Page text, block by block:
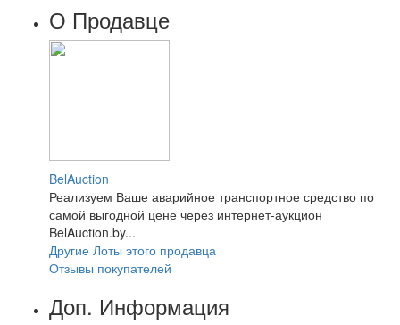
О Продавце
BelAuction
Реализуем Ваше аварийное транспортное средство по
самой выгодной цене через интернет-аукцион
BelAuction.by...
Другие Лоты этого продавца
Отзывы покупателей
Доп. Информация